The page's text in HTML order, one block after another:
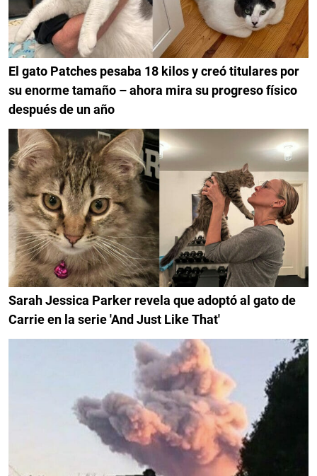
El gato Patches pesaba 18 kilos y creó titulares por
su enorme tamaño – ahora mira su progreso físico
después de un año
Sarah Jessica Parker revela que adoptó al gato de
Carrie en la serie 'And Just Like That'